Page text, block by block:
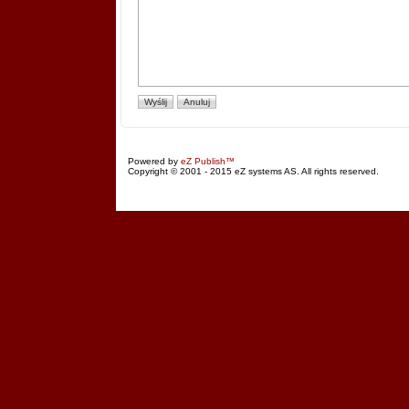
Powered by eZ Publish™
Copyright © 2001 - 2015 eZ systems AS. All rights reserved.